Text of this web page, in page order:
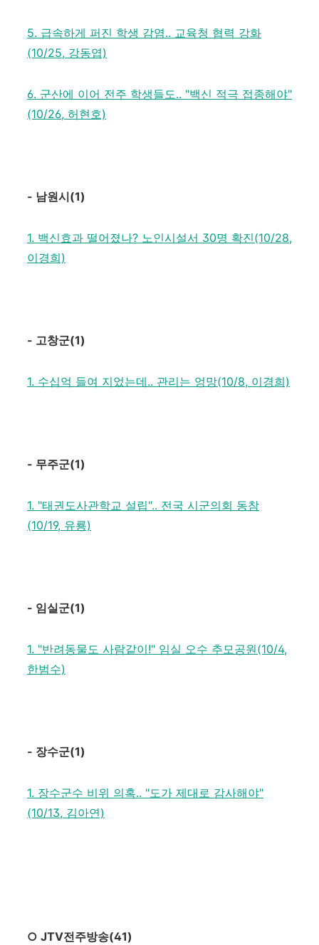
5. 급속하게 퍼진 학생 감염.. 교육청 협력 강화
(10/25, 강동엽)
6. 군산에 이어 전주 학생들도.. "백신 적극 접종해야"
(10/26, 허현호)
- 남원시(1)
1. 백신효과 떨어졌나? 노인시설서 30명 확진(10/28,
이경희)
- 고창군(1)
1. 수십억 들여 지었는데.. 관리는 엉망(10/8, 이경희)
- 무주군(1)
1. "태권도사관학교 설립".. 전국 시군의회 동참
(10/19, 유룡)
- 임실군(1)
1. "반려동물도 사람같이!" 임실 오수 추모공원(10/4,
한범수)
- 장수군(1)
1. 장수군수 비위 의혹.. "도가 제대로 감사해야"
(10/13, 김아연)
○ JTV전주방송(41)